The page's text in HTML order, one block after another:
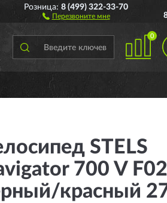
ДОСТАВИМ ПО ВСЕЙ РОССИИ
Розница:8 (499) 322-33-70
Перезвоните мне
0
STELS
700 V
красный